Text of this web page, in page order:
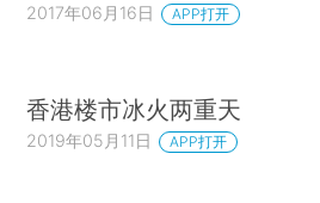
2017年06月16日 APP打开
香港楼市冰火两重天
2019年05月11日 APP打开